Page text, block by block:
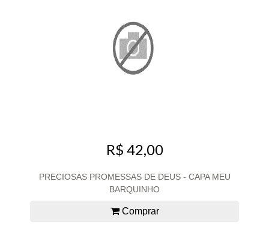
R$ 42,00
PRECIOSAS PROMESSAS DE DEUS - CAPA MEU
BARQUINHO
Comprar